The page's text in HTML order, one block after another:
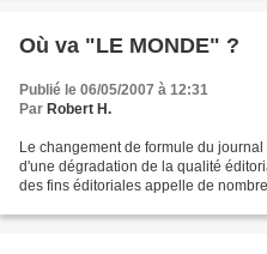
Où va "LE MONDE" ?
Publié le 06/05/2007 à 12:31
Par Robert H.
Le changement de formule du
d'une dégradation de la qualité
des fins éditoriales appelle de